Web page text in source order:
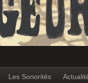
Les Sonorités